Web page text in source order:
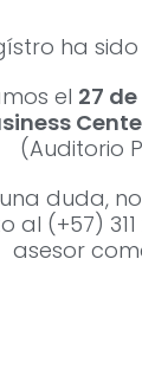
ha
el 27
(Auditorio
duda,
al (+57)
asesor